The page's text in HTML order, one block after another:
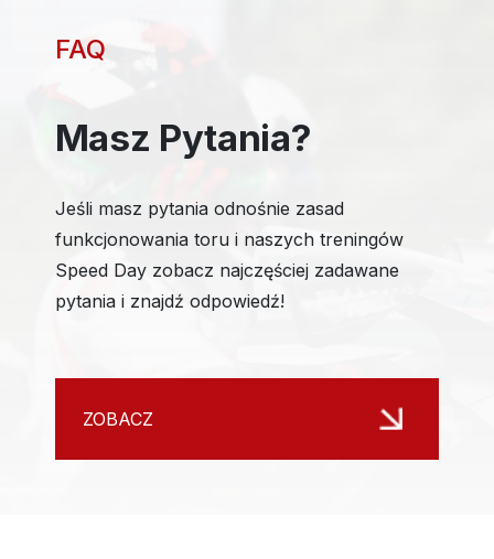
FAQ
Masz Pytania?
Jeśli masz pytania odnośnie zasad
funkcjonowania toru i naszych treningów
Speed Day zobacz najczęściej zadawane
pytania i znajdź odpowiedź!
ZOBACZ